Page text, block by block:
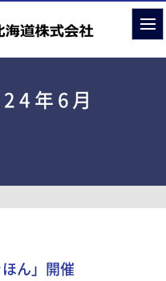
年6月
ん」開催